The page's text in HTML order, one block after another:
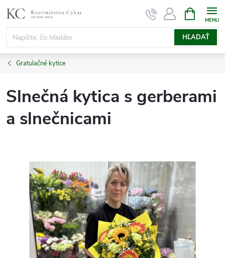
na
obsah
HĽADAŤ
KOŠÍK
Gratulačné kytice
Slnečná kytica s gerberami
a slnečnicami